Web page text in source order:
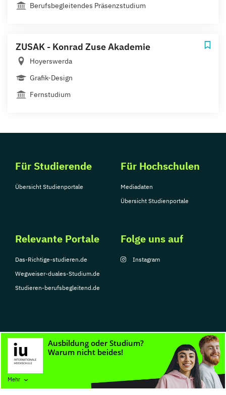
Mehr
Berufsbegleitendes Präsenzstudium
ZUSAK - Konrad Zuse Akademie
Hoyerswerda
Grafik-Design
Fernstudium
Für Studierende
Übersicht Studienportale
Für Hochschulen
Mediadaten
Übersicht Studienportale
Relevante Portale
Das-Richtige-studieren.de
Wegweiser-duales-Studium.de
Studieren-berufsbegleitend.de
Folge uns auf
Instagram
© Copyright 2026, TarGroup Media GmbH
Nutzungsbedingungen